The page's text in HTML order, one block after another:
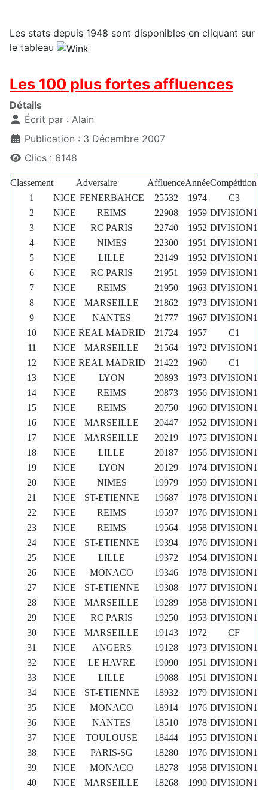
Les stats depuis 1948 sont disponibles en cliquant sur
le tableau
Les 100 plus fortes affluences
Détails
Écrit par : Alain
Publication : 3 Décembre 2007
Clics : 6148
Classement Adversaire AffluenceAnnéeCompétition
1
NICE FENERBAHCE 25532 1974
C3
2
NICE REIMS 22908 1959 DIVISION1
3
NICE RC PARIS 22740 1952 DIVISION1
4
NICE NIMES 22300 1951 DIVISION1
5
NICE LILLE 22149 1952 DIVISION1
6
NICE RC PARIS 21951 1959 DIVISION1
7
NICE REIMS 21950 1963 DIVISION1
8
NICE MARSEILLE 21862 1973 DIVISION1
9
NICE NANTES 21777 1967 DIVISION1
10
NICE REAL MADRID 21724 1957
C1
11
NICE MARSEILLE 21564 1972 DIVISION1
12
NICE REAL MADRID 21422 1960
C1
13
NICE LYON 20893 1973 DIVISION1
14
NICE REIMS 20873 1956 DIVISION1
15
NICE REIMS 20750 1960 DIVISION1
16
NICE MARSEILLE 20447 1952 DIVISION1
17
NICE MARSEILLE 20219 1975 DIVISION1
18
NICE LILLE 20187 1956 DIVISION1
19
NICE LYON 20129 1974 DIVISION1
20
NICE NIMES 19979 1959 DIVISION1
21
NICE ST-ETIENNE 19687 1978 DIVISION1
22
NICE REIMS 19597 1976 DIVISION1
23
NICE REIMS 19564 1958 DIVISION1
24
NICE ST-ETIENNE 19394 1976 DIVISION1
25
NICE LILLE 19372 1954 DIVISION1
26
NICE MONACO 19346 1978 DIVISION1
27
NICE ST-ETIENNE 19308 1977 DIVISION1
28
NICE MARSEILLE 19289 1958 DIVISION1
29
NICE RC PARIS 19250 1953 DIVISION1
30
NICE MARSEILLE 19143 1972
CF
31
NICE ANGERS 19128 1973 DIVISION1
32
NICE LE HAVRE 19090 1951 DIVISION1
33
NICE LILLE 19088 1951 DIVISION1
34
NICE ST-ETIENNE 18932 1979 DIVISION1
35
NICE MONACO 18914 1976 DIVISION1
36
NICE NANTES 18510 1978 DIVISION1
37
NICE TOULOUSE 18444 1955 DIVISION1
38
NICE PARIS-SG 18280 1976 DIVISION1
39
NICE MONACO 18278 1958 DIVISION1
40
NICE MARSEILLE 18268 1990 DIVISION1